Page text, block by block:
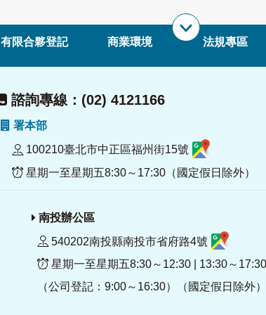
有限合夥登記 商業環境 法規專區
諮詢專線：(02) 4121166
署本部
100210臺北市中正區福州街15號
星期一至星期五8:30～17:30（國定假日除外）
南投辦公區
540202南投縣南投市省府路4號
星期一至星期五8:30～12:30 | 13:30～17:30
（公司登記：9:00～16:30）（國定假日除外）